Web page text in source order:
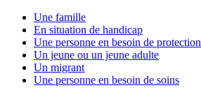
Une famille
En situation de handicap
Une personne en besoin de protection
Un jeune ou un jeune adulte
Un migrant
Une personne en besoin de soins